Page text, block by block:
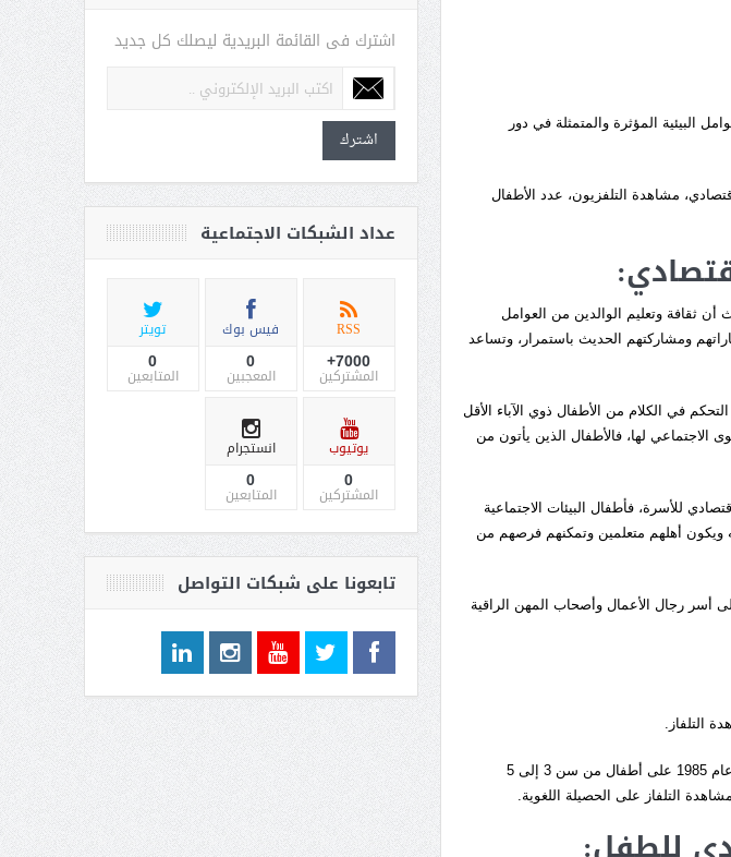
البيئية المؤثرة والمتمثلة في دور
مشاهدة التلفزيون، عدد الأطفال
أن ثقافة وتعليم الوالدين من العوامل
ومشاركتهم الحديث باستمرار، وتساعد
التحكم في الكلام من الأطفال ذوي الآباء الأقل
لها، فالأطفال الذين يأتون من
للأسرة، فأطفال البيئات الاجتماعية
ويكون أهلهم متعلمين وتمكنهم فرصهم من
أسر رجال الأعمال وأصحاب المهن الراقية
وأوضحت دراسة قام بها كل من “هوستون” “رايت”و”إياكينز” و”كيركمان” و”بنينون” و”روسين كويتر” و”تروجليو” عام 1985 على أطفال من سن 3 إلى 5
التلفاز على الحصيلة اللغوية.
اشترك فى القائمة البريدية ليصلك كل جديد
اشترك
عداد الشبكات الاجتماعية
RSS
7000+
المشتركين
فيس بوك
0
المعجبين
تويتر
0
المتابعين
يوتيوب
0
المشتركين
انستجرام
0
المتابعين
تابعونا على شبكات التواصل